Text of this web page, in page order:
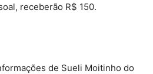
receberão R$ 150.
de Sueli Moitinho do